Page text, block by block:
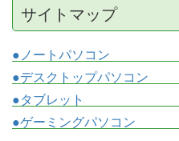
サイトマップ
●ノートパソコン
●デスクトップパソコン
●タブレット
●ゲーミングパソコン